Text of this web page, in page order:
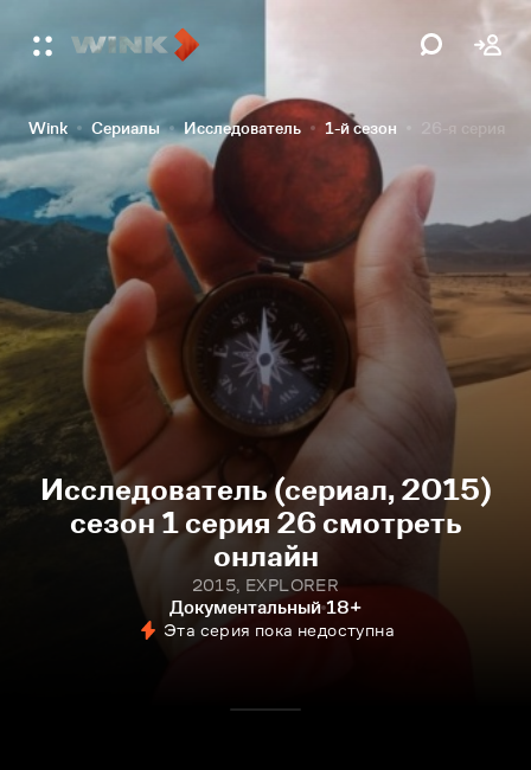
Wink Сериалы Исследователь 1-й сезон
Исследователь (сериал, 2015)
сезон 1 серия 26 смотреть
онлайн
2015, EXPLORER
Документальный 18+
Эта серия пока недоступна